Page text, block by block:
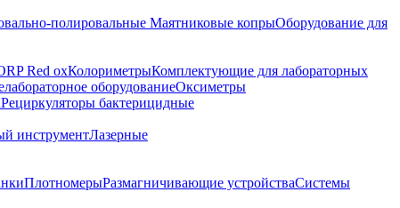
полировальные Маятниковые копрыОборудование для
Red oxКолориметрыКомплектующие для лабораторных
оборудованиеОксиметры
Рециркуляторы бактерицидные
инструментЛазерные
ПлотномерыРазмагничивающие устройстваСистемы